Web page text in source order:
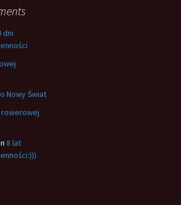
dni
Nowy Świat
rowerowej
8 lat